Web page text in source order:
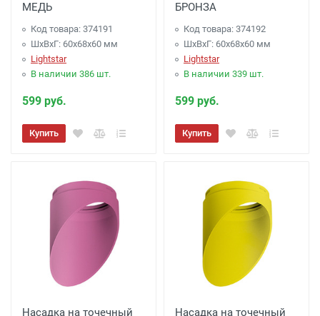
МЕДЬ
Код товара: 374191
ШхВхГ: 60x68x60 мм
Lightstar
В наличии 386 шт.
599 руб.
Купить
БРОНЗА
Код товара: 374192
ШхВхГ: 60x68x60 мм
Lightstar
В наличии 339 шт.
599 руб.
Купить
Насадка на точечный Насадка на точечный